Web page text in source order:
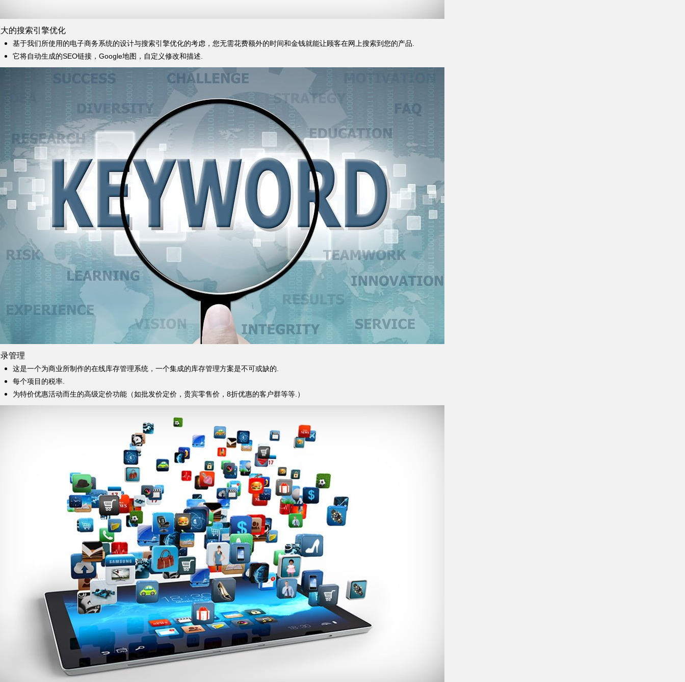
的搜索引擎优化
基于我们所使用的电子商务系统的设计与搜索引擎优化的考虑，您无需花费额外的时间和金钱就能让顾客在网上搜索到您的产品.
它将自动生成的SEO链接，Google地图，自定义修改和描述.
管理
这是一个为商业所制作的在线库存管理系统，一个集成的库存管理方案是不可或缺的.
每个项目的税率.
为特价优惠活动而生的高级定价功能（如批发价定价，贵宾零售价，8折优惠的客户群等等.）